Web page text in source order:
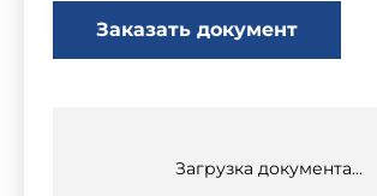
Заказать документ
Загрузка документа...